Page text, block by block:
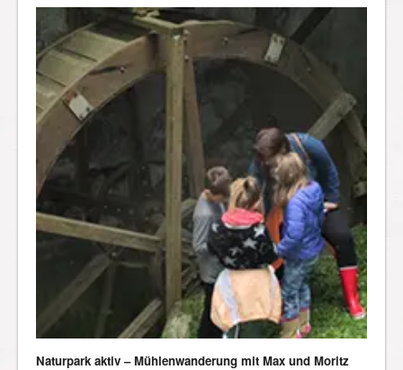
Naturpark aktiv – Mühlenwanderung mit Max und Moritz